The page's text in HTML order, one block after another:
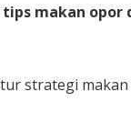
tips makan opor
strategi makan